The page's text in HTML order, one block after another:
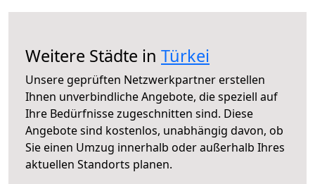
Weitere Städte in Türkei
Unsere geprüften Netzwerkpartner erstellen
Ihnen unverbindliche Angebote, die speziell auf
Ihre Bedürfnisse zugeschnitten sind. Diese
Angebote sind kostenlos, unabhängig davon, ob
Sie einen Umzug innerhalb oder außerhalb Ihres
aktuellen Standorts planen.